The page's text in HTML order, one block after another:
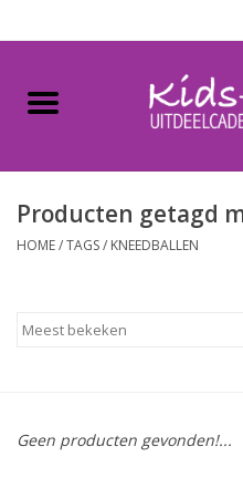
Home
Gevulde capsules & mixen
Maandaanbieding
Lege capsules
Producten getagd
HOME/TAGS/ KNEEDBALLEN
Geen producten gevonden!...